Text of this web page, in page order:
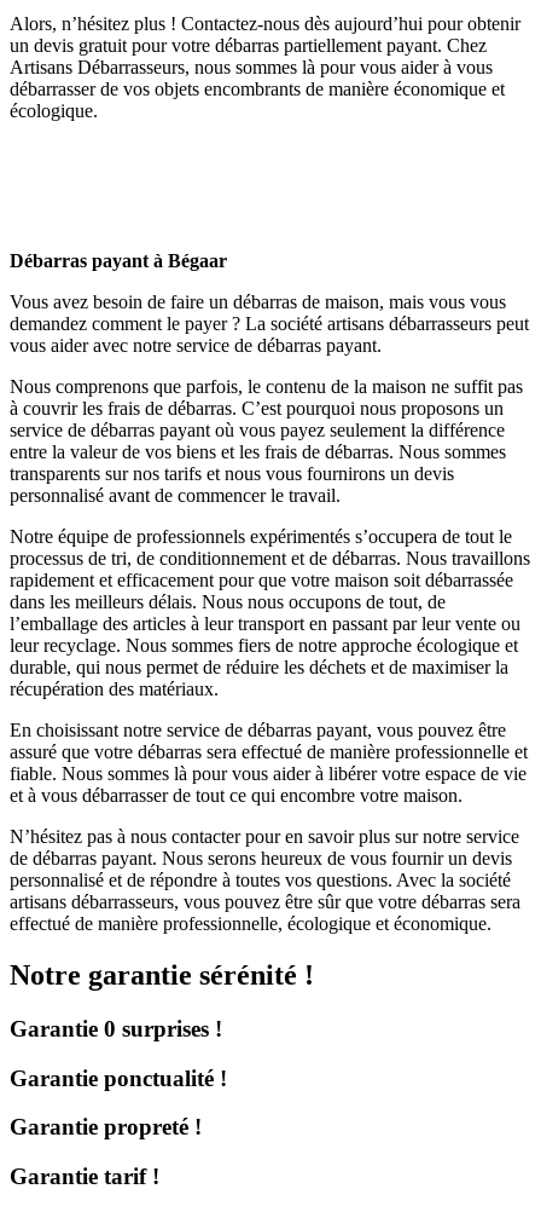
Alors, n’hésitez plus ! Contactez-nous dès aujourd’hui pour obtenir
un devis gratuit pour votre débarras partiellement payant. Chez
Artisans Débarrasseurs, nous sommes là pour vous aider à vous
débarrasser de vos objets encombrants de manière économique et
écologique.
Débarras payant à Bégaar
Vous avez besoin de faire un débarras de maison, mais vous vous
demandez comment le payer ? La société artisans débarrasseurs peut
vous aider avec notre service de débarras payant.
Nous comprenons que parfois, le contenu de la maison ne suffit pas
à couvrir les frais de débarras. C’est pourquoi nous proposons un
service de débarras payant où vous payez seulement la différence
entre la valeur de vos biens et les frais de débarras. Nous sommes
transparents sur nos tarifs et nous vous fournirons un devis
personnalisé avant de commencer le travail.
Notre équipe de professionnels expérimentés s’occupera de tout le
processus de tri, de conditionnement et de débarras. Nous travaillons
rapidement et efficacement pour que votre maison soit débarrassée
dans les meilleurs délais. Nous nous occupons de tout, de
l’emballage des articles à leur transport en passant par leur vente ou
leur recyclage. Nous sommes fiers de notre approche écologique et
durable, qui nous permet de réduire les déchets et de maximiser la
récupération des matériaux.
En choisissant notre service de débarras payant, vous pouvez être
assuré que votre débarras sera effectué de manière professionnelle et
fiable. Nous sommes là pour vous aider à libérer votre espace de vie
et à vous débarrasser de tout ce qui encombre votre maison.
N’hésitez pas à nous contacter pour en savoir plus sur notre service
de débarras payant. Nous serons heureux de vous fournir un devis
personnalisé et de répondre à toutes vos questions. Avec la société
artisans débarrasseurs, vous pouvez être sûr que votre débarras sera
effectué de manière professionnelle, écologique et économique.
Notre garantie sérénité !
Garantie 0 surprises !
Garantie ponctualité !
Garantie propreté !
Garantie tarif !